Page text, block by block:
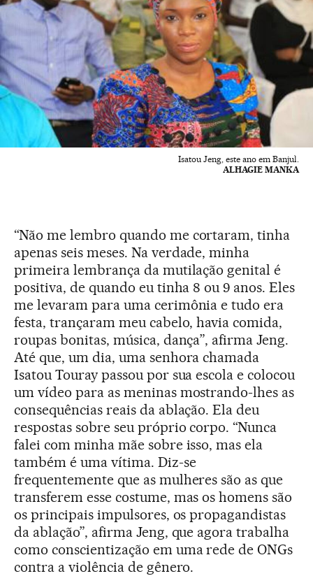
Isatou Jeng, este ano em Banjul.
ALHAGIE MANKA
“Não me lembro quando me cortaram, tinha
apenas seis meses. Na verdade, minha
primeira lembrança da mutilação genital é
positiva, de quando eu tinha 8 ou 9 anos. Eles
me levaram para uma cerimônia e tudo era
festa, trançaram meu cabelo, havia comida,
roupas bonitas, música, dança”, afirma Jeng.
Até que, um dia, uma senhora chamada
Isatou Touray passou por sua escola e colocou
um vídeo para as meninas mostrando-lhes as
consequências reais da ablação. Ela deu
respostas sobre seu próprio corpo. “Nunca
falei com minha mãe sobre isso, mas ela
também é uma vítima. Diz-se
frequentemente que as mulheres são as que
transferem esse costume, mas os homens são
os principais impulsores, os propagandistas
da ablação”, afirma Jeng, que agora trabalha
como conscientização em uma rede de ONGs
contra a violência de gênero.